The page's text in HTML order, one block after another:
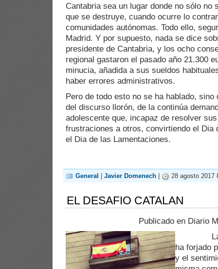
Cantabria sea un lugar donde no sólo no
que se destruye, cuando ocurre lo
comunidades autónomas. Todo ello,
Madrid. Y por supuesto, nada se dice
presidente de Cantabria, y los ocho
regional gastaron el pasado año 21.300
minucia, añadida a sus sueldos
haber errores administrativos.
Pero de todo esto no se ha hablado,
del discurso llorón, de la continúa
adolescente que, incapaz de resolver
frustraciones a otros, convirtiendo el Dia
el Dia de las Lamentaciones.
General Javier Domenech 28 agosto 2017
EL DESAFIO CATALAN
Publicado en Diario
La
ha forjado
y el